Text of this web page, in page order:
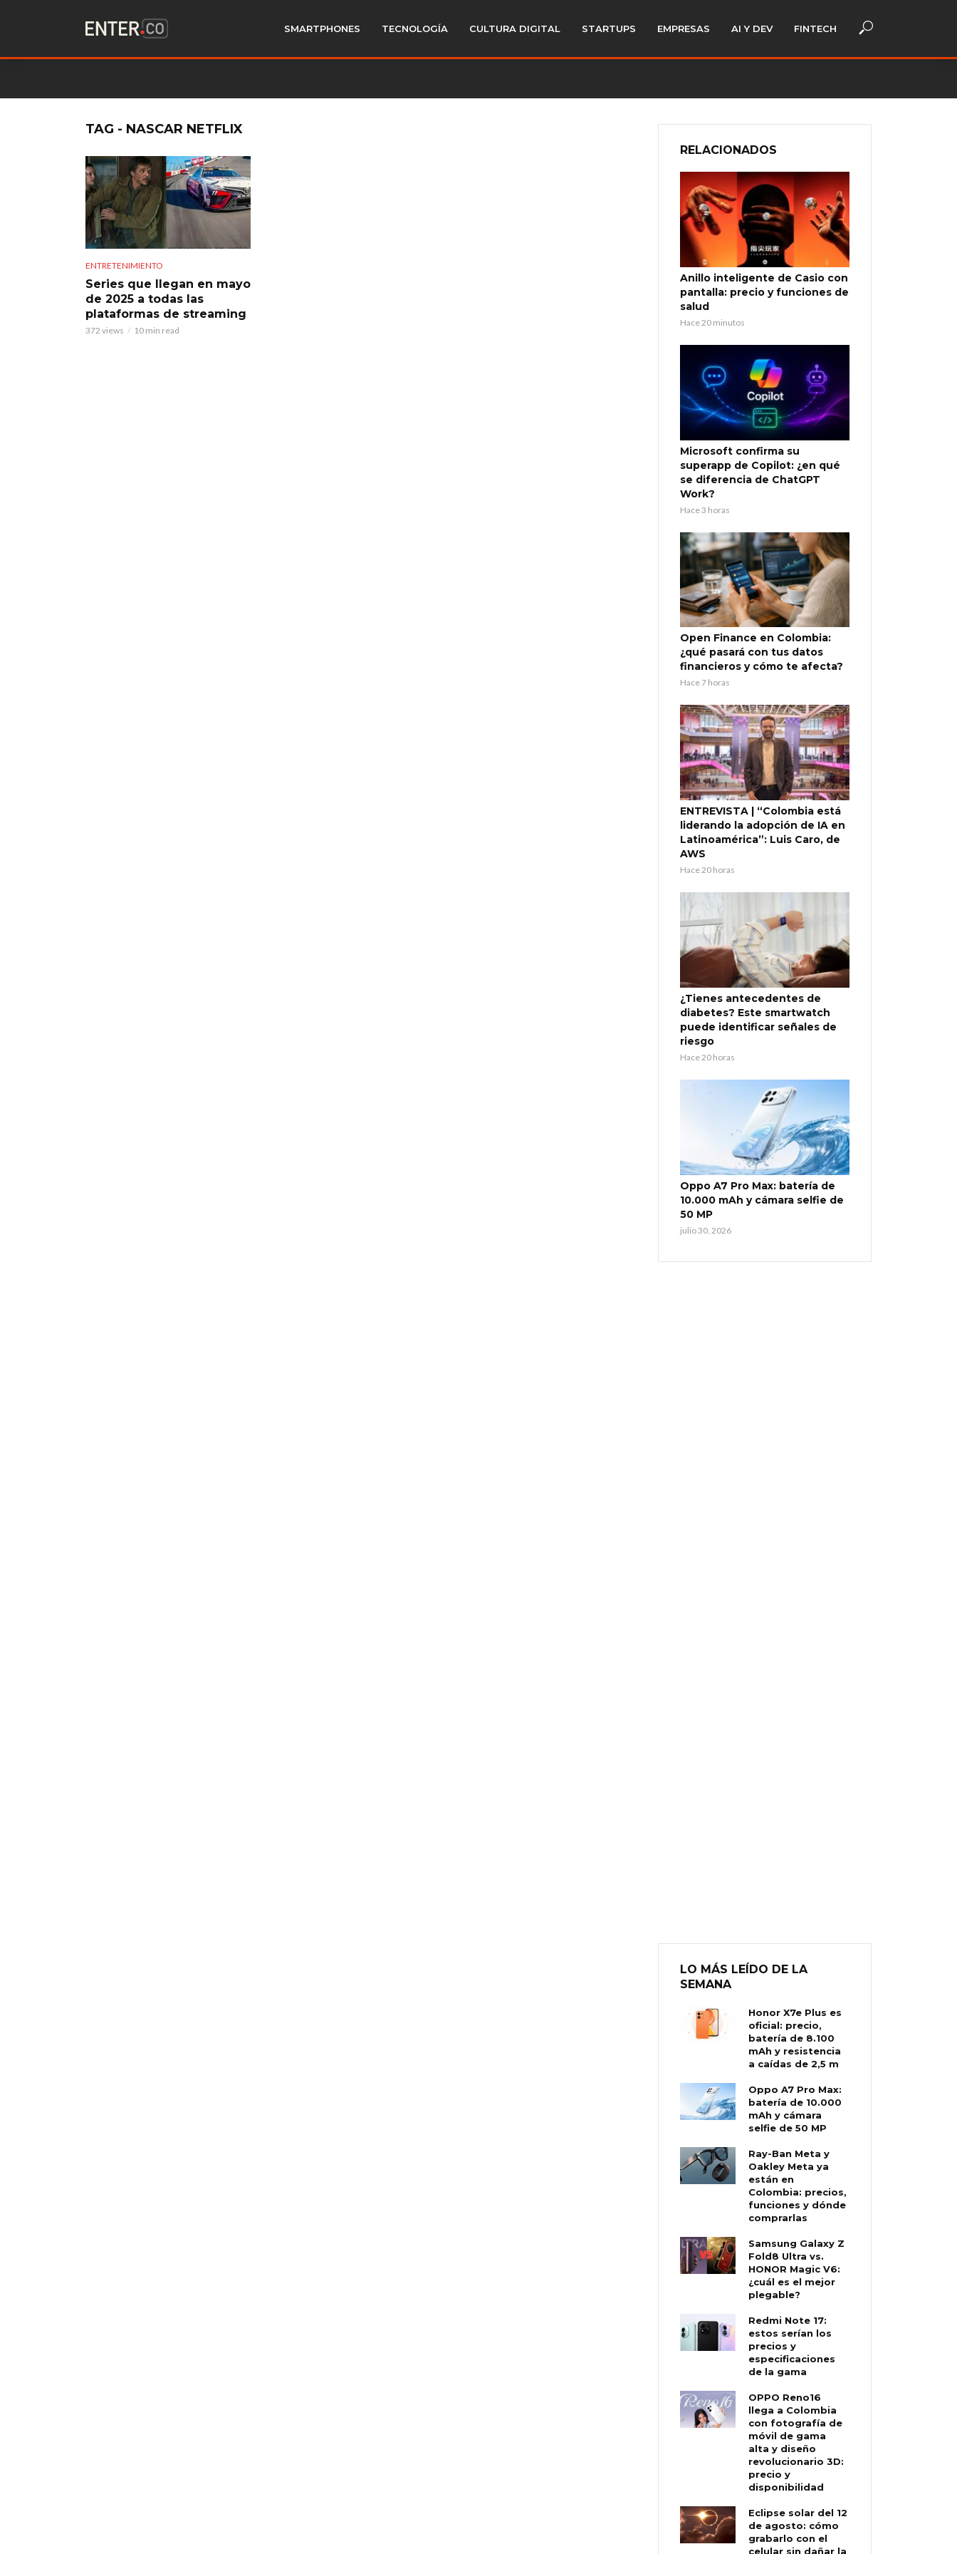
SMARTPHONES TECNOLOGÍA CULTURA DIGITAL STARTUPS EMPRESAS AI Y DEV FINTECH
TAG - NASCAR NETFLIX
ENTRETENIMIENTO
Series que llegan en mayo
de 2025 a todas las
plataformas de streaming
372 views 10 min read
RELACIONADOS
Anillo inteligente de Casio con
pantalla: precio y funciones de
salud
Hace 20 minutos
Microsoft confirma su
superapp de Copilot: ¿en qué
se diferencia de ChatGPT
Work?
Hace 3 horas
Open Finance en Colombia:
¿qué pasará con tus datos
financieros y cómo te afecta?
Hace 7 horas
ENTREVISTA | “Colombia está
liderando la adopción de IA en
Latinoamérica”: Luis Caro, de
AWS
Hace 20 horas
¿Tienes antecedentes de
diabetes? Este smartwatch
puede identificar señales de
riesgo
Hace 20 horas
Oppo A7 Pro Max: batería de
10.000 mAh y cámara selfie de
50 MP
julio 30, 2026
LO MÁS LEÍDO DE LA
SEMANA
Honor X7e Plus es
oficial: precio,
batería de 8.100
mAh y resistencia
a caídas de 2,5 m
Oppo A7 Pro Max:
batería de 10.000
mAh y cámara
selfie de 50 MP
Ray-Ban Meta y
Oakley Meta ya
están en
Colombia: precios,
funciones y dónde
comprarlas
Samsung Galaxy Z
Fold8 Ultra vs.
HONOR Magic V6:
¿cuál es el mejor
plegable?
Redmi Note 17:
estos serían los
precios y
especificaciones
de la gama
OPPO Reno16
llega a Colombia
con fotografía de
móvil de gama
alta y diseño
revolucionario 3D:
precio y
disponibilidad
Eclipse solar del 12
de agosto: cómo
grabarlo con el
celular sin dañar la